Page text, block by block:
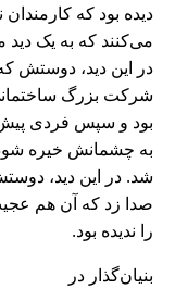
دیده بود که
می‌کنند که به یک دید
در این دید، دوستش
شرکت بزرگ
بود و سپس فردی پیش
به چشمانش خیره
شد. در این دید،
را ندیده بود.
بنیان‌گذار در